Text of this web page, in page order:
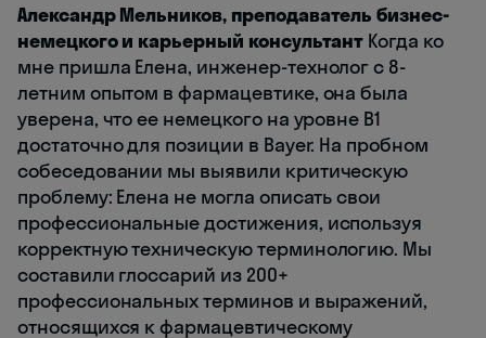
Александр Мельников, преподаватель бизнес-
немецкого и карьерный консультант Когда ко
мне пришла Елена, инженер-технолог с 8-
летним опытом в фармацевтике, она была
уверена, что ее немецкого на уровне B1
достаточно для позиции в Bayer. На пробном
собеседовании мы выявили критическую
проблему: Елена не могла описать свои
профессиональные достижения, используя
корректную техническую терминологию. Мы
составили глоссарий из 200+
профессиональных терминов и выражений,
относящихся к фармацевтическому